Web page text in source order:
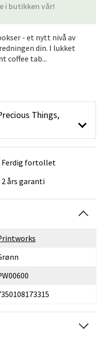
i butikken vår!
- et nytt nivå av
din. I lukket
coffee tab...
Things,
Ferdig fortollet
2 års garanti